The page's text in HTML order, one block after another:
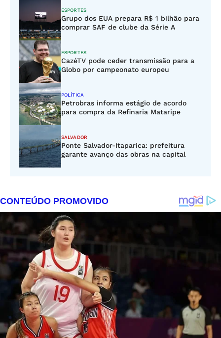
ESPORTES
Grupo dos EUA prepara R$ 1 bilhão para
comprar SAF de clube da Série A
ESPORTES
CazéTV pode ceder transmissão para a
Globo por campeonato europeu
POLÍTICA
Petrobras informa estágio de acordo
para compra da Refinaria Mataripe
SALVADOR
Ponte Salvador-Itaparica: prefeitura
garante avanço das obras na capital